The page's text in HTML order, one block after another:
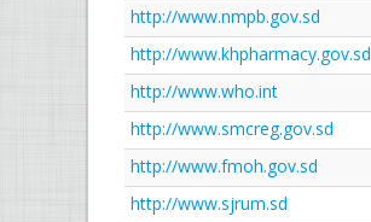
http://www.nmpb.gov.sd
http://www.khpharmacy.gov.sd
http://www.who.int
http://www.smcreg.gov.sd
http://www.fmoh.gov.sd
http://www.sjrum.sd